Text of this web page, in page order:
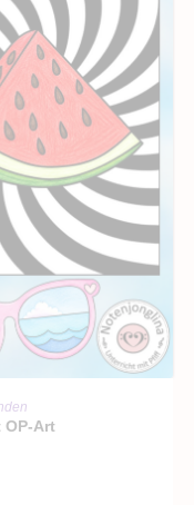
Art